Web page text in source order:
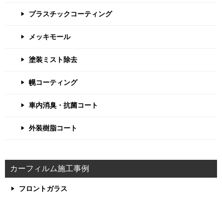
プラスチックコーティング
メッキモール
塗装ミスト除去
幌コーティング
車内消臭・抗菌コート
外装樹脂コート
カーフィルム施工事例
フロントガラス